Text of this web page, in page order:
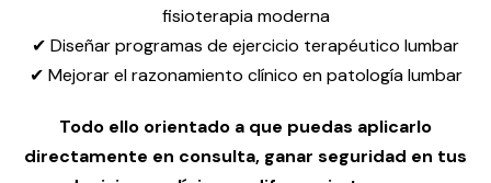
fisioterapia moderna
✔ Diseñar programas de ejercicio terapéutico lumbar
✔ Mejorar el razonamiento clínico en patología lumbar
Todo ello orientado a que puedas aplicarlo
directamente en consulta, ganar seguridad en tus